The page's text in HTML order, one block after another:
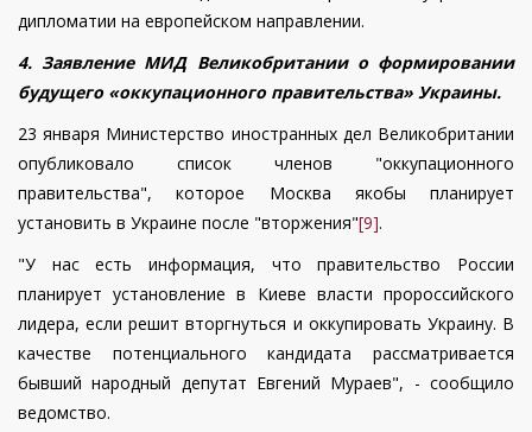
дипломатии на европейском направлении.
4. Заявление МИД Великобритании о формировании
будущего «оккупационного правительства» Украины.
23 января Министерство иностранных дел Великобритании
опубликовало список членов "оккупационного
правительства", которое Москва якобы планирует
установить в Украине после "вторжения"[9].
"У нас есть информация, что правительство России
планирует установление в Киеве власти пророссийского
лидера, если решит вторгнуться и оккупировать Украину. В
качестве потенциального кандидата рассматривается
бывший народный депутат Евгений Мураев", - сообщило
ведомство.